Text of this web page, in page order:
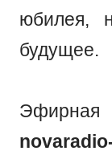
юбилея,
будущее.